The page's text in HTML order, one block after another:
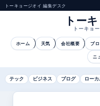
トーキョージオイ 編集デスク
トー
トーキョ
ホーム 天気 会社概要 ブ
ニ
テック ビジネス ブログ ローカ